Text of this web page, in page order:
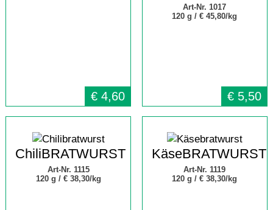
€ 4,60
Art-Nr. 1017
120 g /€ 45,80/kg
€ 5,50
ChiliBRATWURST
Art-Nr. 1115
120 g / € 38,30/kg
KäseBRATWURST
Art-Nr. 1119
120 g /€ 38,30/kg